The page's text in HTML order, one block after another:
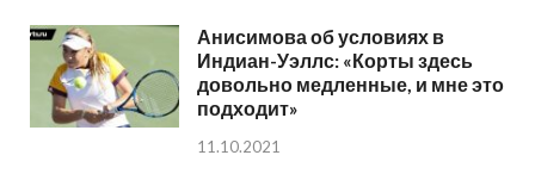
Анисимова об условиях в
Индиан-Уэллс: «Корты здесь
довольно медленные, и мне это
подходит»
11.10.2021